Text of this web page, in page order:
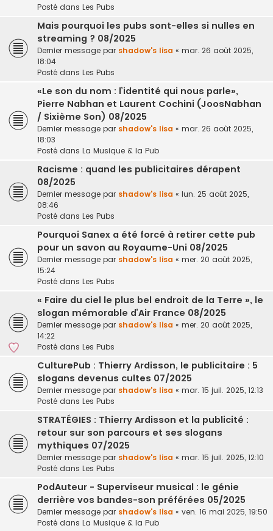
Posté dans Les Pubs
Mais pourquoi les pubs sont-elles si nulles en
streaming ? 08/2025
Dernier message par shadow's lisa « mar. 26 août 2025,
18:04
Posté dans Les Pubs
«Le son du nom : l’identité qui nous parle»,
Pierre Nabhan et Laurent Cochini (JoosNabhan
/ Sixième Son) 08/2025
Dernier message par shadow's lisa « mar. 26 août 2025,
18:03
Posté dans La Musique & la Pub
Racisme : quand les publicitaires dérapent
08/2025
Dernier message par shadow's lisa « lun. 25 août 2025,
08:46
Posté dans Les Pubs
Pourquoi Sanex a été forcé à retirer cette pub
pour un savon au Royaume-Uni 08/2025
Dernier message par shadow's lisa « mer. 20 août 2025,
15:24
Posté dans Les Pubs
« Faire du ciel le plus bel endroit de la Terre », le
slogan mémorable d’Air France 08/2025
Dernier message par shadow's lisa « mer. 20 août 2025,
14:22
Posté dans Les Pubs
CulturePub : Thierry Ardisson, le publicitaire : 5
slogans devenus cultes 07/2025
Dernier message par shadow's lisa « mar. 15 juil. 2025, 12:13
Posté dans Les Pubs
STRATÉGIES : Thierry Ardisson et la publicité :
retour sur son parcours et ses slogans
mythiques 07/2025
Dernier message par shadow's lisa « mar. 15 juil. 2025, 12:10
Posté dans Les Pubs
PodAuteur - Superviseur musical : le génie
derrière vos bandes-son préférées 05/2025
Dernier message par shadow's lisa « ven. 16 mai 2025, 19:50
Posté dans La Musique & la Pub